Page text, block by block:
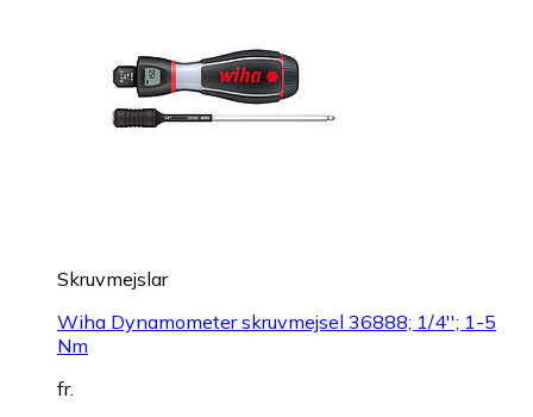
Skruvmejslar
Wiha Dynamometer skruvmejsel 36888; 1/4''; 1-5
Nm
fr.